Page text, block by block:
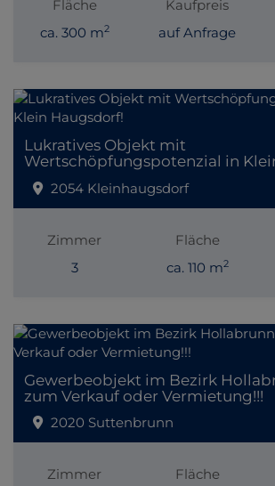
Fläche
ca. 300 m2
Kaufpreis
auf Anfrage
Lukratives Objekt mit
Wertschöpfungspotenzial in
2054 Kleinhaugsdorf
Zimmer
3
Fläche
ca. 110 m2
Gewerbeobjekt im Bezirk
zum Verkauf oder Vermietung!!!
2020 Suttenbrunn
Zimmer
Fläche